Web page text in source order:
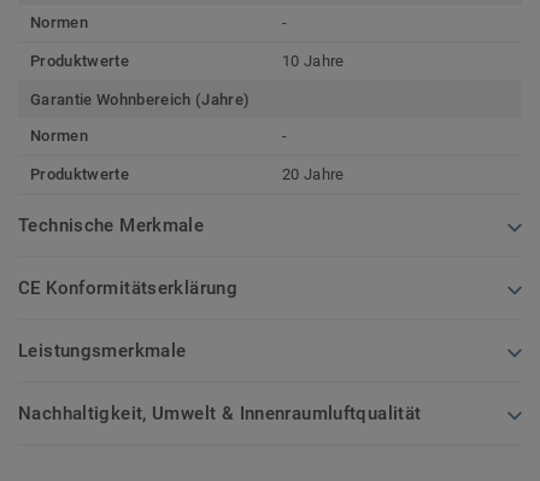
Normen
-
Produktwerte 10 Jahre
Garantie Wohnbereich (Jahre)
Normen
-
Produktwerte 20 Jahre
Technische Merkmale
CE Konformitätserklärung
Leistungsmerkmale
Nachhaltigkeit, Umwelt & Innenraumluftqualität